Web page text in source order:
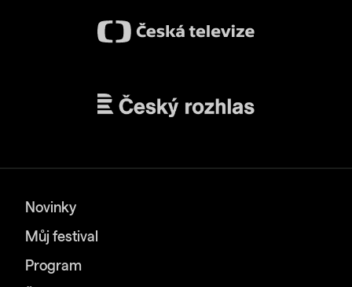
Novinky
Můj festival
Program